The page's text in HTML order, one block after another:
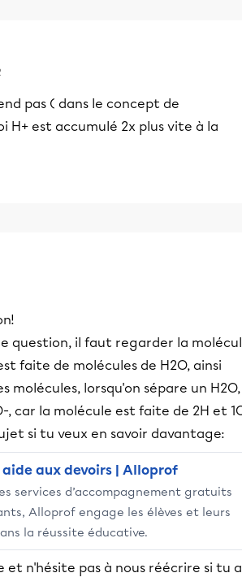
pas ( dans le concept de
H+ est accumulé 2x plus vite à la
question, il faut regarder la
faite de molécules de H2O, ainsi
molécules, lorsqu'on sépare un H2O,
, car la molécule est faite de 2H et
si tu veux en savoir davantage:
aux devoirs | Alloprof
services d’accompagnement gratuits
Alloprof engage les élèves et leurs
la réussite éducative.
et n'hésite pas à nous réécrire si tu